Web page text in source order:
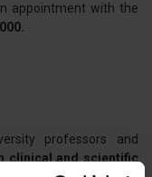
appointment with the
professors and
clinical and scientific